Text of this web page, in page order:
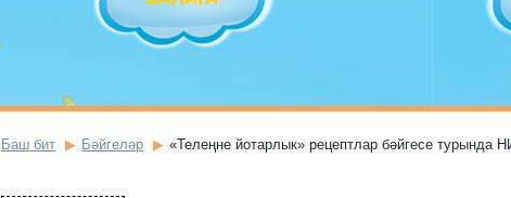
Баш бит Бәйгеләр «Телеңне йотарлык» рецептлар бәйгесе